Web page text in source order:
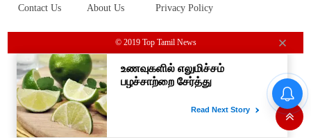
Contact Us About Us Privacy Policy
© 2019 Top Tamil News
வருசநாடு வன கிராம மக்களை
வேண்டும்- சீமான்